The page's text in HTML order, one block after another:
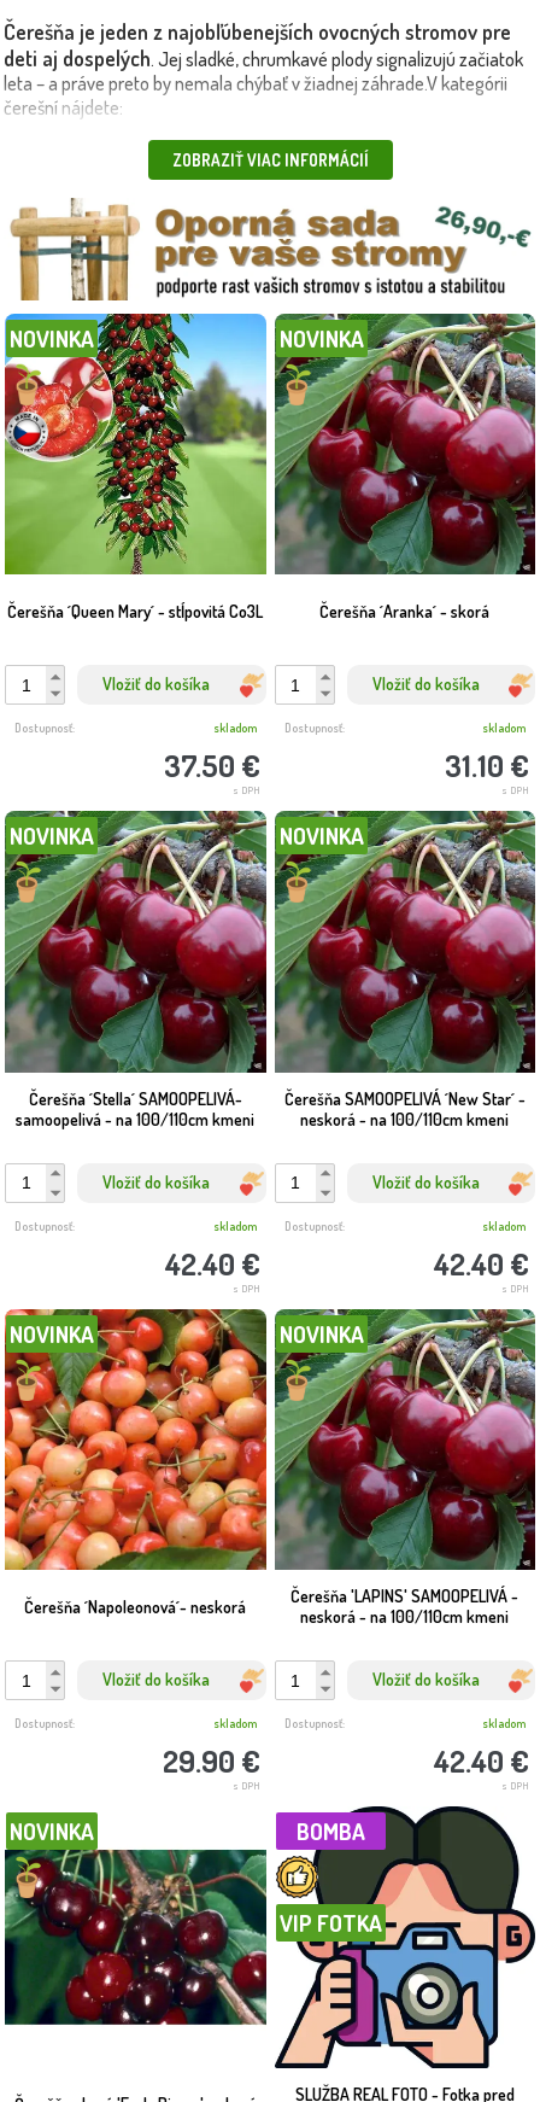
Čerešňa je jeden z najobľúbenejších ovocných stromov pre
deti aj dospelých. Jej sladké, chrumkavé plody signalizujú začiatok
leta – a práve preto by nemala chýbať v žiadnej záhrade.V kategórii
čerešní nájdete:
skoré odrody – prvé ovocie sezóny,
stredne skoré a neskoré – s predĺženým zberom,
veľkoplodé, šťavnaté a sladké typy.
🌱 Všetky stromy súkontajnerované, tedapripravené na
výsadbu počas celej sezóny. Sú vyšľachtené pre naše klimatické
podmienky a prinášajú úrodu už po pár rokoch.🎯 Odporúčame:sadiť s
višňamipre širší výber chuti,doplniť sortimentomovocných stromov
pre bohatú úrodu počas celého leta.🚚 Doručujeme vlastnou dopravou
–spoľahlivo, šetrne a bezpečne .S vysádzaním čerešní z
Maxgarden.sk získate sladkú radosť pre celú rodinu🍒
ZOBRAZIŤ VIAC INFORMÁCIÍ
Čerešňa ´Queen Mary´ - stĺpovitá Co3L
NOVINKA
Vložiť do košíka
37.50 €
s DPH
Dostupnosť: skladom
Čerešňa ´Aranka´ - skorá
NOVINKA
Vložiť do košíka
31.10 €
s DPH
Dostupnosť: skladom
Čerešňa ´Stella´ SAMOOPELIVÁ-
samoopelivá - na 100/110cm kmeni
NOVINKA
Vložiť do košíka
42.40 €
s DPH
Dostupnosť: skladom
Čerešňa SAMOOPELIVÁ ´New Star´ -
neskorá - na 100/110cm kmeni
NOVINKA
Vložiť do košíka
42.40 €
s DPH
Dostupnosť: skladom
Čerešňa ´Napoleonová´- neskorá
NOVINKA
Vložiť do košíka
29.90 €
s DPH
Dostupnosť: skladom
Čerešňa 'LAPINS' SAMOOPELIVÁ -
neskorá - na 100/110cm kmeni
NOVINKA
Vložiť do košíka
42.40 €
s DPH
Dostupnosť: skladom
NOVINKA
SLUŽBA REAL FOTO - Fotka pred
BOMBA
VIP FOTKA